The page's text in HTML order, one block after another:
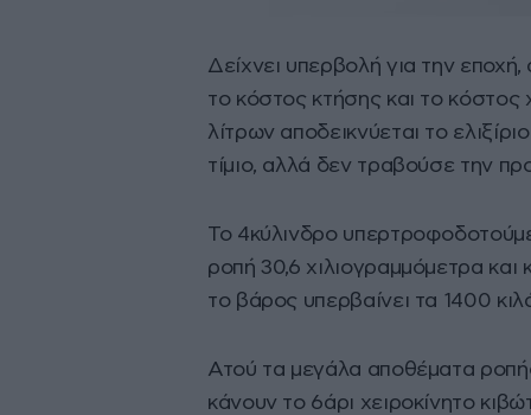
Δείχνει υπερβολή για την εποχή,
το κόστος κτήσης και το κόστος
λίτρων αποδεικνύεται το
τίμιο, αλλά δεν τραβούσε την
Το 4κύλινδρο
ροπή 30,6 χιλιογραμμόμετρα
το βάρος υπερβαίνει τα 1400
Ατού τα μεγάλα αποθέματα
κάνουν το 6άρι χειροκίνητο